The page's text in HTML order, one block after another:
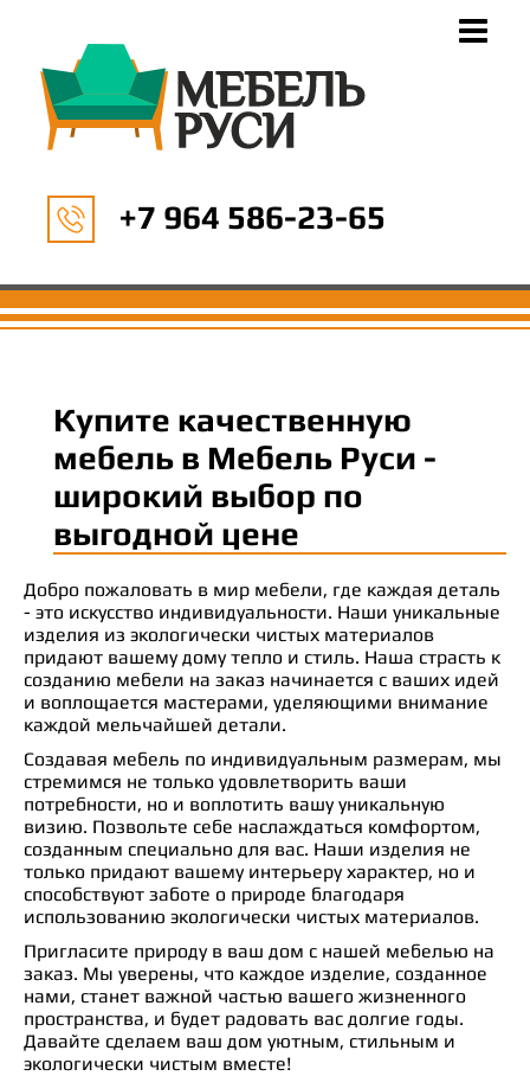
+7 964 586-23-65
Купите качественную
мебель в Мебель Руси -
широкий выбор по
выгодной цене
Добро пожаловать в мир мебели, где каждая деталь
- это искусство индивидуальности. Наши уникальные
изделия из экологически чистых материалов
придают вашему дому тепло и стиль. Наша страсть к
созданию мебели на заказ начинается с ваших идей
и воплощается мастерами, уделяющими внимание
каждой мельчайшей детали.
Создавая мебель по индивидуальным размерам, мы
стремимся не только удовлетворить ваши
потребности, но и воплотить вашу уникальную
визию. Позвольте себе наслаждаться комфортом,
созданным специально для вас. Наши изделия не
только придают вашему интерьеру характер, но и
способствуют заботе о природе благодаря
использованию экологически чистых материалов.
Пригласите природу в ваш дом с нашей мебелью на
заказ. Мы уверены, что каждое изделие, созданное
нами, станет важной частью вашего жизненного
пространства, и будет радовать вас долгие годы.
Давайте сделаем ваш дом уютным, стильным и
экологически чистым вместе!